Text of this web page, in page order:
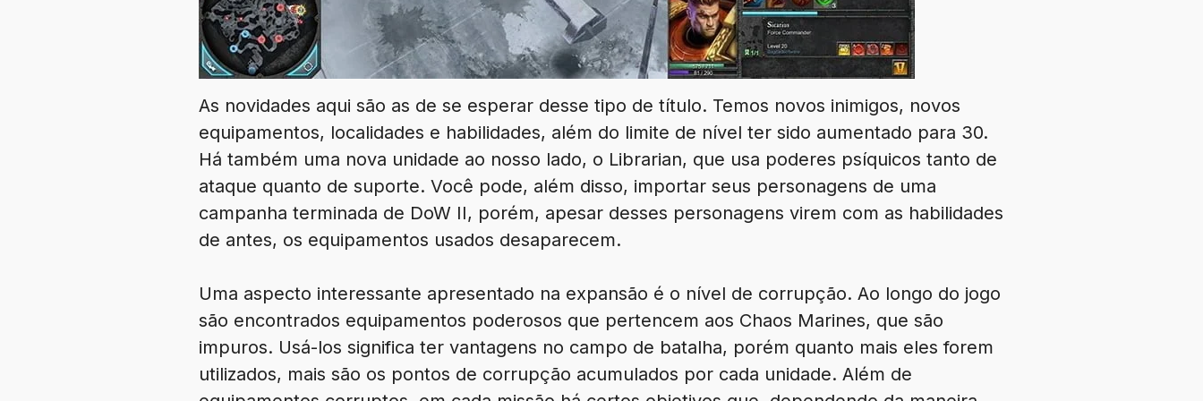
As novidades aqui são as de se esperar desse tipo de título. Temos novos inimigos, novos
equipamentos, localidades e habilidades, além do limite de nível ter sido aumentado para 30.
Há também uma nova unidade ao nosso lado, o Librarian, que usa poderes psíquicos tanto de
ataque quanto de suporte. Você pode, além disso, importar seus personagens de uma
campanha terminada de DoW II, porém, apesar desses personagens virem com as habilidades
de antes, os equipamentos usados desaparecem.
Uma aspecto interessante apresentado na expansão é o nível de corrupção. Ao longo do jogo
são encontrados equipamentos poderosos que pertencem aos Chaos Marines, que são
impuros. Usá-los significa ter vantagens no campo de batalha, porém quanto mais eles forem
utilizados, mais são os pontos de corrupção acumulados por cada unidade. Além de